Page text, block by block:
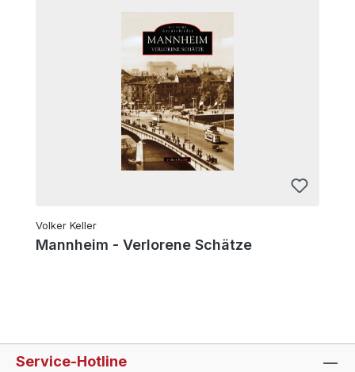
Volker Keller
Mannheim - Verlorene Schätze
Service-Hotline